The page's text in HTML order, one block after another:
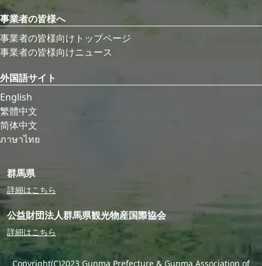
事業者の皆様へ
事業者の皆様向けトップページ
事業者の皆様向けニュース
外国語サイト
English
繁體中文
简体中文
ภาษาไทย
群馬県
詳細はこちら
公益財団法人群馬県観光物産国際協会
詳細はこちら
Copyright(C)2023 Gunma Prefecture & Gunma Association of